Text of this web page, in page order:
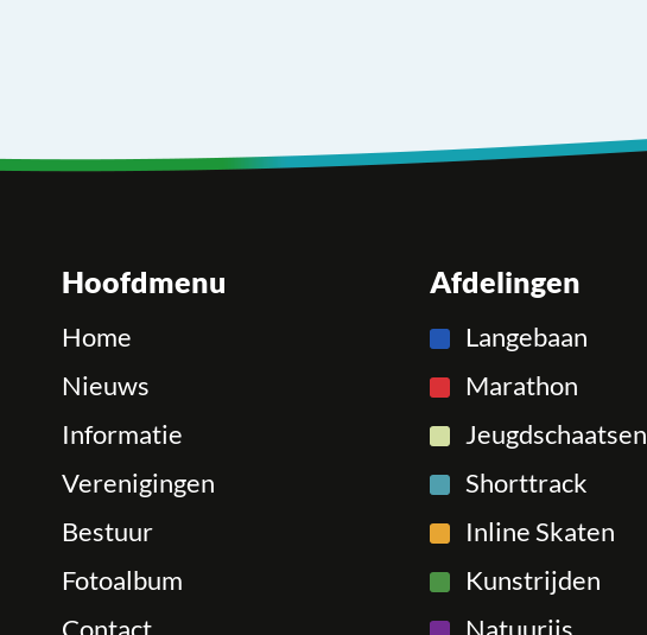
Hoofdmenu
Home
Nieuws
Informatie
Verenigingen
Bestuur
Fotoalbum
Contact
Afdelingen
Langebaan
Marathon
Jeugdschaatsen
Shorttrack
Inline Skaten
Kunstrijden
Natuurijs